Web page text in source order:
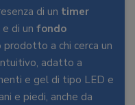
di un timer
di un fondo
prodotto a chi cerca un
adatto a
e gel di tipo LED e
e piedi, anche da